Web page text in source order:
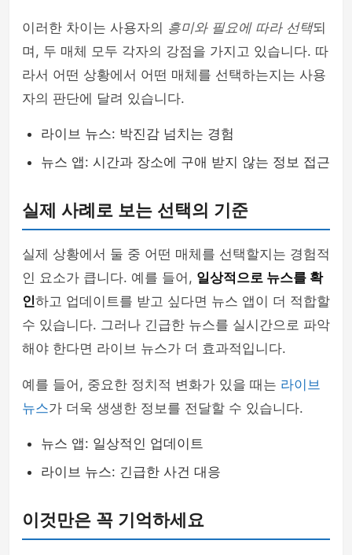
이러한 차이는 사용자의 흥미와 필요에 따라 선택되
며, 두 매체 모두 각자의 강점을 가지고 있습니다. 따
라서 어떤 상황에서 어떤 매체를 선택하는지는 사용
자의 판단에 달려 있습니다.
라이브 뉴스: 박진감 넘치는 경험
뉴스 앱: 시간과 장소에 구애 받지 않는 정보 접근
실제 사례로 보는 선택의 기준
실제 상황에서 둘 중 어떤 매체를 선택할지는 경험적
인 요소가 큽니다. 예를 들어, 일상적으로 뉴스를 확
인하고 업데이트를 받고 싶다면 뉴스 앱이 더 적합할
수 있습니다. 그러나 긴급한 뉴스를 실시간으로 파악
해야 한다면 라이브 뉴스가 더 효과적입니다.
예를 들어, 중요한 정치적 변화가 있을 때는 라이브
뉴스가 더욱 생생한 정보를 전달할 수 있습니다.
뉴스 앱: 일상적인 업데이트
라이브 뉴스: 긴급한 사건 대응
이것만은 꼭 기억하세요